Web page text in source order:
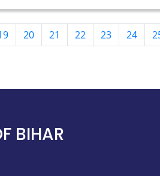
20 21 22 23 24
BIHAR